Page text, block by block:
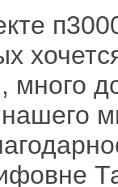
много